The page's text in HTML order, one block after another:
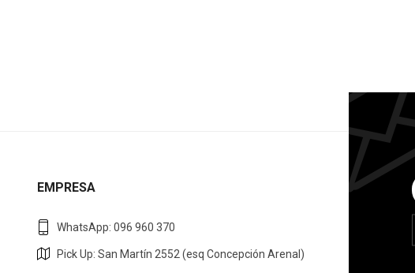
EMPRESA
WhatsApp: 096 960 370
Pick Up: San Martín 2552 (esq Concepción Arenal)